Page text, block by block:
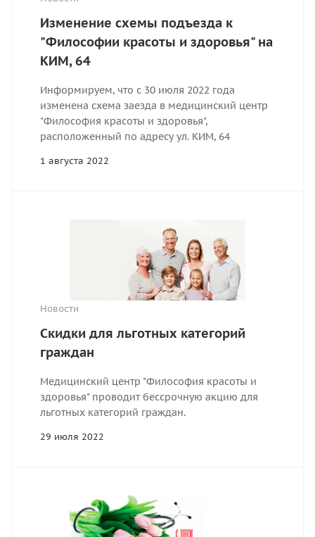
Изменение схемы подъезда к
"Философии красоты и здоровья" на
КИМ, 64
Информируем, что с 30 июля 2022 года
изменена схема заезда в медицинский центр
"Философия красоты и здоровья",
расположенный по адресу ул. КИМ, 64
1 августа 2022
Новости
Скидки для льготных категорий
граждан
Медицинский центр "Философия красоты и
здоровья" проводит бессрочную акцию для
льготных категорий граждан.
29 июля 2022